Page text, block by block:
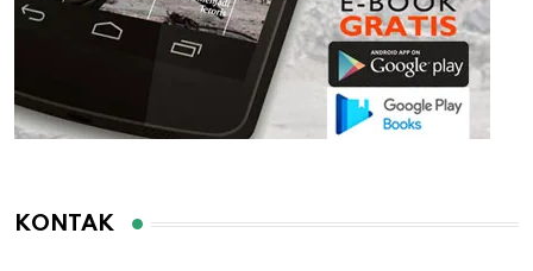
KONTAK